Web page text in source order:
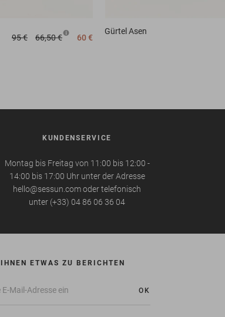
95 € 66,50 € 60 €
Gürtel Asen
KUNDENSERVICE
Montag bis Freitag von 11:00 bis 12:00 -
14:00 bis 17:00 Uhr unter der Adresse
hello@sessun.com oder telefonisch
unter (+33) 04 86 06 36 04
ETWAS ZU BERICHTEN
OK